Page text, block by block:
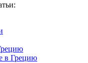
в Грецию